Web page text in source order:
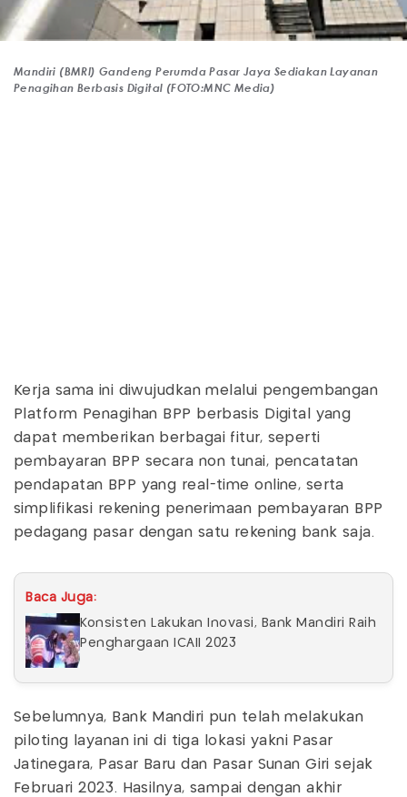
Mandiri (BMRI) Gandeng Perumda Pasar Jaya Sediakan Layanan
Penagihan Berbasis Digital (FOTO:MNC Media)
Kerja sama ini diwujudkan melalui pengembangan
Platform Penagihan BPP berbasis Digital yang
dapat memberikan berbagai fitur, seperti
pembayaran BPP secara non tunai, pencatatan
pendapatan BPP yang real-time online, serta
simplifikasi rekening penerimaan pembayaran BPP
pedagang pasar dengan satu rekening bank saja.
Baca Juga:
Konsisten Lakukan Inovasi, Bank Mandiri Raih
Penghargaan ICAII 2023
Sebelumnya, Bank Mandiri pun telah melakukan
piloting layanan ini di tiga lokasi yakni Pasar
Jatinegara, Pasar Baru dan Pasar Sunan Giri sejak
Februari 2023. Hasilnya, sampai dengan akhir